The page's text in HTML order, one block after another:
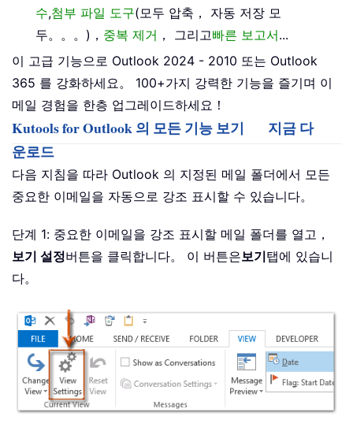
수,첨부 파일 도구(모두 압축， 자동 저장 모
두。。。)， 중복 제거 ， 그리고빠른 보고서...
이 고급 기능으로 Outlook 2024 - 2010 또는 Outlook
365 를 강화하세요。 100+가지 강력한 기능을 즐기며 이
메일 경험을 한층 업그레이드하세요！
Kutools for Outlook 의 모든 기능 보기
지금 다
운로드
다음 지침을 따라 Outlook 의 지정된 메일 폴더에서 모든
중요한 이메일을 자동으로 강조 표시할 수 있습니다。
단계 1: 중요한 이메일을 강조 표시할 메일 폴더를 열고，
보기 설정버튼을 클릭합니다。 이 버튼은보기탭에 있습니
다。